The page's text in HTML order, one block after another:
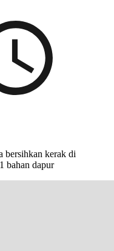
bersihkan kerak di
bahan dapur